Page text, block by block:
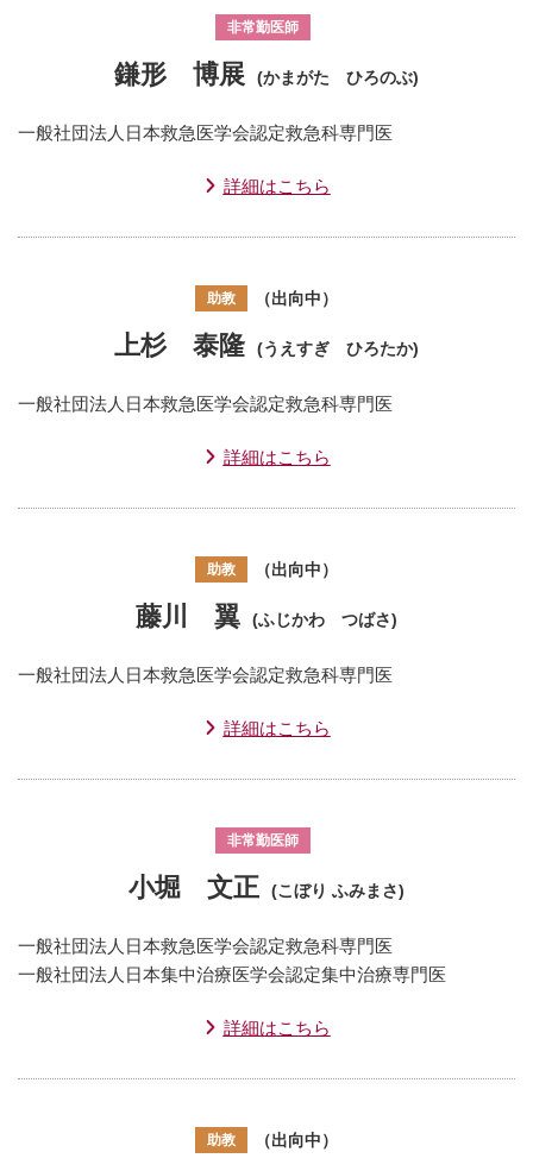
非常勤医師
鎌形 博展 (かまがた ひろのぶ)
一般社団法人日本救急医学会認定救急科専門医
詳細はこちら
助教 （出向中）
上杉 泰隆 (うえすぎ ひろたか)
一般社団法人日本救急医学会認定救急科専門医
詳細はこちら
助教 （出向中）
藤川 翼 (ふじかわ つばさ)
一般社団法人日本救急医学会認定救急科専門医
詳細はこちら
非常勤医師
小堀 文正 (こぼり ふみまさ)
一般社団法人日本救急医学会認定救急科専門医
一般社団法人日本集中治療医学会認定集中治療専門医
詳細はこちら
助教 （出向中）